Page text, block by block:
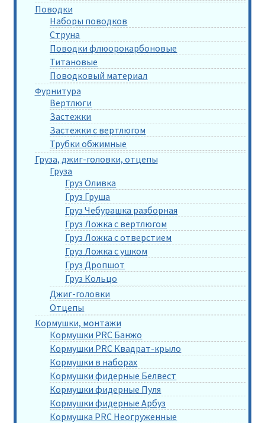
Поводки
Наборы поводков
Струна
Поводки флюорокарбоновые
Титановые
Поводковый материал
Фурнитура
Вертлюги
Застежки
Застежки с вертлюгом
Трубки обжимные
Груза, джиг-головки, отцепы
Груза
Груз Оливка
Груз Груша
Груз Чебурашка разборная
Груз Ложка с вертлюгом
Груз Ложка с отверстием
Груз Ложка с ушком
Груз Дропшот
Груз Кольцо
Джиг-головки
Отцепы
Кормушки, монтажи
Кормушки PRC Банжо
Кормушки PRC Квадрат-крыло
Кормушки в наборах
Кормушки фидерные Белвест
Кормушки фидерные Пуля
Кормушки фидерные Арбуз
Кормушка PRC Неогруженные